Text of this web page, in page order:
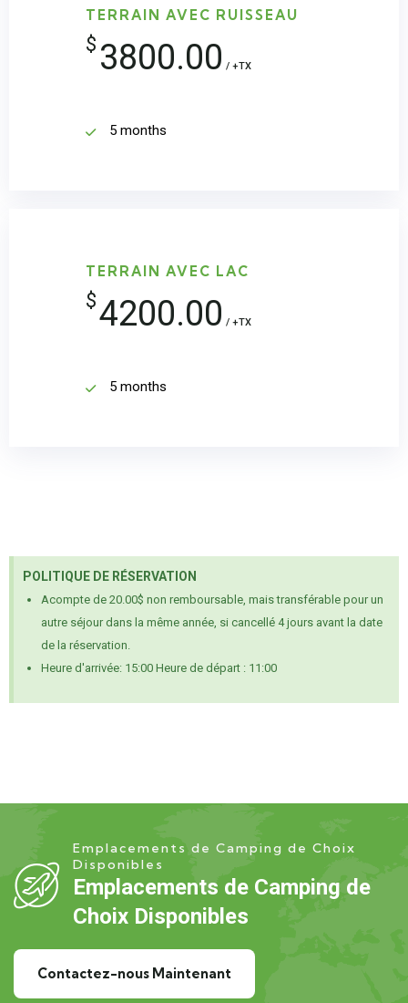
TERRAIN AVEC RUISSEAU
$ 3800.00 / +TX
5 months
TERRAIN AVEC LAC
$4200.00 / +TX
5 months
POLITIQUE DE RÉSERVATION
Acompte de 20.00$ non remboursable, mais transférable pour un
autre séjour dans la même année, si cancellé 4 jours avant la date
de la réservation.
Heure d'arrivée: 15:00 Heure de départ : 11:00
Emplacements de Camping de Choix
Disponibles
Emplacements de Camping de
Choix Disponibles
Contactez-nous Maintenant